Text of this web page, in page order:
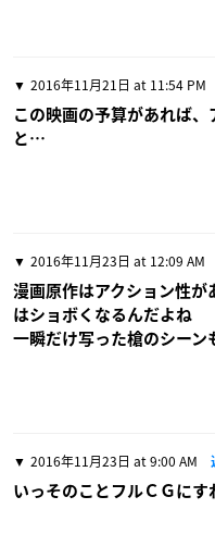
2016年11月21日 at 11:54 PM
この映画の予算があれば
と…
2016年11月23日 at 12:09 AM
漫画原作はアクション性が
はショボくなるんだよね
一瞬だけ写った槍のシーン
2016年11月23日 at 9:00 AM
いっそのことフルＣＧに